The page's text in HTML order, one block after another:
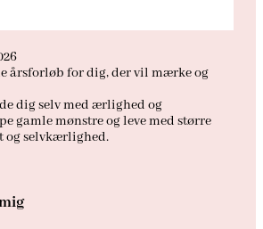
årsforløb for dig, der vil mærke og
dig selv med ærlighed og
gamle mønstre og leve med større
og selvkærlighed.